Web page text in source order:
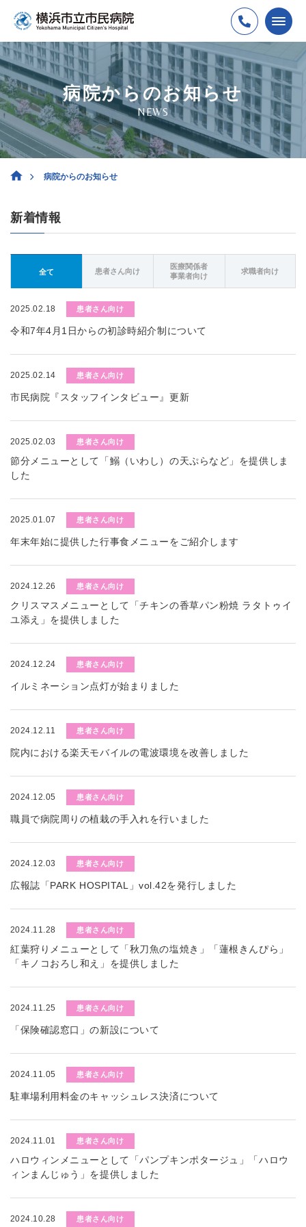
病院からのお知らせ
NEWS
病院からのお知らせ
新着情報
全て 患者さん向け
医療関係者
事業者向け
求職者向け
2025.02.18 患者さん向け
令和7年4月1日からの初診時紹介制について
2025.02.14 患者さん向け
市民病院『スタッフインタビュー』更新
2025.02.03 患者さん向け
節分メニューとして「鰯（いわし）の天ぷらなど」を提供しま
した
2025.01.07 患者さん向け
年末年始に提供した行事食メニューをご紹介します
2024.12.26 患者さん向け
クリスマスメニューとして「チキンの香草パン粉焼 ラタトゥイ
ユ添え」を提供しました
2024.12.24 患者さん向け
イルミネーション点灯が始まりました
2024.12.11 患者さん向け
院内における楽天モバイルの電波環境を改善しました
2024.12.05 患者さん向け
職員で病院周りの植栽の手入れを行いました
2024.12.03 患者さん向け
広報誌「PARK HOSPITAL」vol.42を発行しました
2024.11.28 患者さん向け
紅葉狩りメニューとして「秋刀魚の塩焼き」「蓮根きんぴら」
「キノコおろし和え」を提供しました
2024.11.25 患者さん向け
「保険確認窓口」の新設について
2024.11.05 患者さん向け
駐車場利用料金のキャッシュレス決済について
2024.11.01 患者さん向け
ハロウィンメニューとして「パンプキンポタージュ」「ハロウ
ィンまんじゅう」を提供しました
2024.10.28 患者さん向け